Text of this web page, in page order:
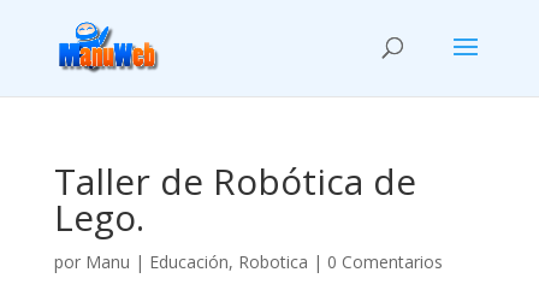
Taller de Robótica de
Lego.
por Manu | Educación, Robotica | 0 Comentarios